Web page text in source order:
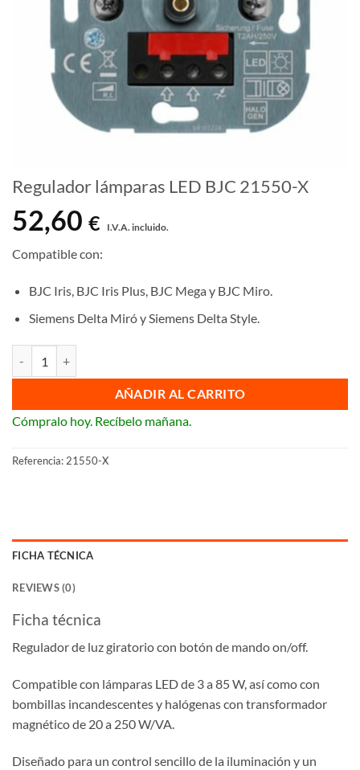
Regulador lámparas LED BJC 21550-X
52,60 € I.V.A. incluido.
Compatible con:
BJC Iris, BJC Iris Plus, BJC Mega y BJC Miro.
Siemens Delta Miró y Siemens Delta Style.
AÑADIR AL CARRITO
Cómpralo hoy. Recíbelo mañana.
Referencia: 21550-X
FICHA TÉCNICA
REVIEWS (0)
Ficha técnica
Regulador de luz giratorio con botón de mando on/off.
Compatible con lámparas LED de 3 a 85 W, así como con
bombillas incandescentes y halógenas con transformador
magnético de 20 a 250 W/VA.
Diseñado para un control sencillo de la iluminación y un